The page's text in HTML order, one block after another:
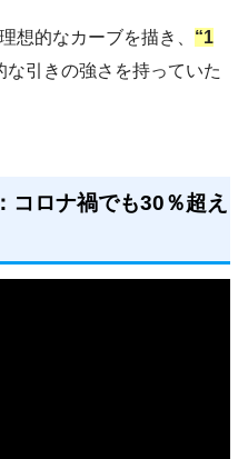
想的なカーブを描き、 “1
な引きの強さを持っていた
コロナ禍でも30％超え